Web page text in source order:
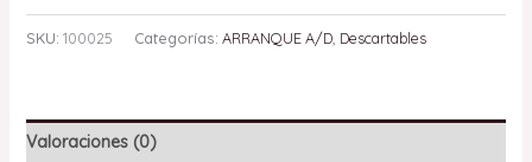
SKU: 100025 Categorías: ARRANQUE A/D, Descartables
Valoraciones (0)